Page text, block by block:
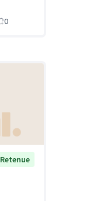
0
Retenue